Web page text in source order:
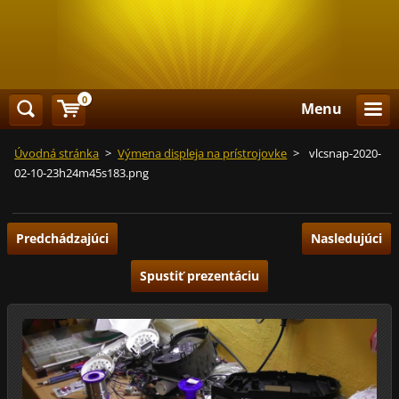
Menu
Úvodná stránka > Výmena displeja na prístrojovke >
vlcsnap-2020-
02-10-23h24m45s183.png
Predchádzajúci Nasledujúci
Spustiť prezentáciu
0